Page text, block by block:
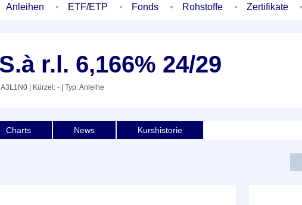
Anleihen ETF/ETP Fonds Rohstoffe Zertifikate
r.l. 6,166% 24/29
A3L1N0 | Kürzel: - | Typ: Anleihe
Charts News Kurshistorie